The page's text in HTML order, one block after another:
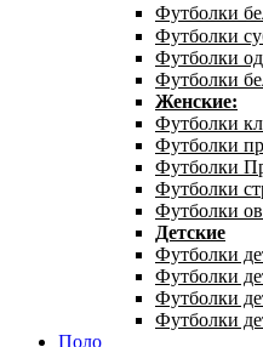
Футболки
Футболки
Футболки
Футболки
Женские:
Футболки
Футболки
Футболки
Футболки
Футболки
Детские
Футболки
Футболки
Футболки
Футболки
Поло